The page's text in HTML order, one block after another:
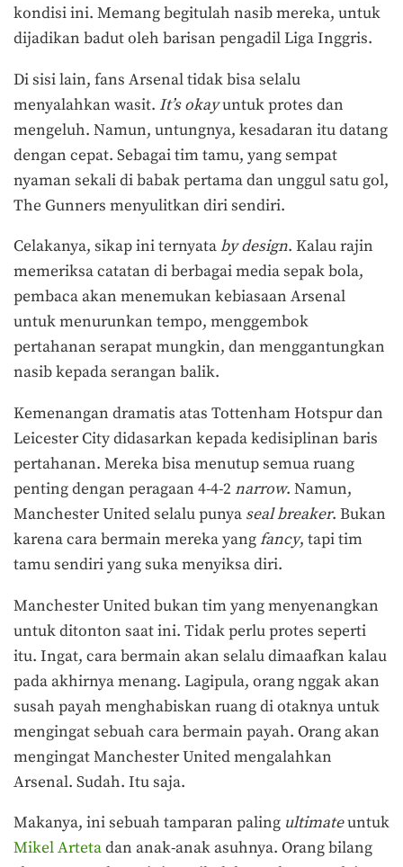
kondisi ini. Memang begitulah nasib mereka, untuk
dijadikan badut oleh barisan pengadil Liga Inggris.
Di sisi lain, fans Arsenal tidak bisa selalu
menyalahkan wasit. It’s okayuntuk protes dan
mengeluh. Namun, untungnya, kesadaran itu datang
dengan cepat. Sebagai tim tamu, yang sempat
nyaman sekali di babak pertama dan unggul satu gol,
The Gunners menyulitkan diri sendiri.
Celakanya, sikap ini ternyataby design. Kalau rajin
memeriksa catatan di berbagai media sepak bola,
pembaca akan menemukan kebiasaan Arsenal
untuk menurunkan tempo, menggembok
pertahanan serapat mungkin, dan menggantungkan
nasib kepada serangan balik.
Kemenangan dramatis atas Tottenham Hotspur dan
Leicester City didasarkan kepada kedisiplinan baris
pertahanan. Mereka bisa menutup semua ruang
penting dengan peragaan 4-4-2 narrow. Namun,
Manchester United selalu punya seal breaker. Bukan
karena cara bermain mereka yangfancy, tapi tim
tamu sendiri yang suka menyiksa diri.
Manchester United bukan tim yang menyenangkan
untuk ditonton saat ini. Tidak perlu protes seperti
itu. Ingat, cara bermain akan selalu dimaafkan kalau
pada akhirnya menang. Lagipula, orang nggak akan
susah payah menghabiskan ruang di otaknya untuk
mengingat sebuah cara bermain payah. Orang akan
mengingat Manchester United mengalahkan
Arsenal. Sudah. Itu saja.
Makanya, ini sebuah tamparan paling ultimateuntuk
Mikel Artetadan anak-anak asuhnya. Orang bilang